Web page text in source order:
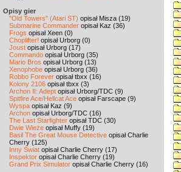
Opisy gier
"Old Towers" (Atari ST) opisał Misza (19)
Submarine Commander opisał Kaz (36)
Frogs opisał Xeen (0)
Choplifter! opisał Urborg (0)
Joust opisał Urborg (17)
Commando opisał Urborg (35)
Mario Bros opisał Urborg (13)
Xenophobe opisał Urborg (36)
Robbo Forever opisał tbxx (16)
Kolony 2106 opisał tbxx (3)
Archon II: Adept opisał Urborg/TDC (9)
Spitfire Ace/Hellcat Ace opisał Farscape (9)
Wyspa opisał Kaz (9)
Archon opisał Urborg/TDC (16)
The Last Starfighter opisał TDC (30)
Dwie Wieże opisał Muffy (19)
Basil The Great Mouse Detective opisał Charlie
Cherry (125)
Inny Świat opisał Charlie Cherry (17)
Inspektor opisał Charlie Cherry (19)
Grand Prix Simulator opisał Charlie Cherry (16)